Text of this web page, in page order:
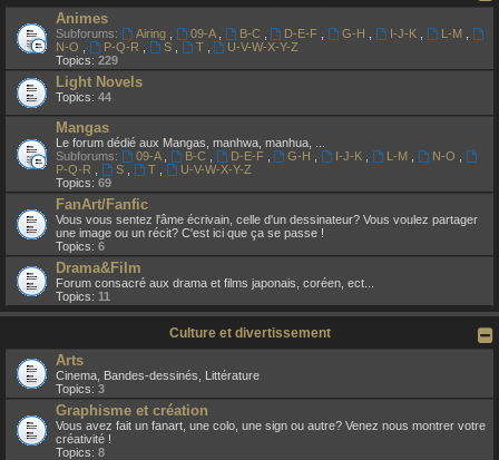
Animes
Subforums: Airing 09-A B-C D-E-F G-H I-J-K L-M
N-O
P-Q-R S T
U-V-W-X-Y-Z
Topics: 229
Light Novels
Topics: 44
Mangas
Le forum dédié aux Mangas, manhwa, manhua, ...
Subforums:
09-A B-C D-E-F G-H I-J-K L-M N-O
P-Q-R
S T
U-V-W-X-Y-Z
Topics: 69
FanArt/Fanfic
Vous vous sentez l'âme écrivain, celle d'un dessinateur? Vous voulez partager
une image ou un récit? C'est ici que ça se passe !
Topics: 6
Drama&Film
Forum consacré aux drama et films japonais, coréen, ect...
Topics: 11
Culture et divertissement
Arts
Cinema, Bandes-dessinés, Littérature
Topics: 3
Graphisme et création
Vous avez fait un fanart, une colo, une sign ou autre? Venez nous montrer votre
créativité !
Topics: 8